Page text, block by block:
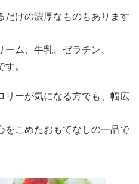
だけの濃厚なものもあります
ム、牛乳、ゼラチン、
。
リーが気になる方でも、幅広
をこめたおもてなしの一品で